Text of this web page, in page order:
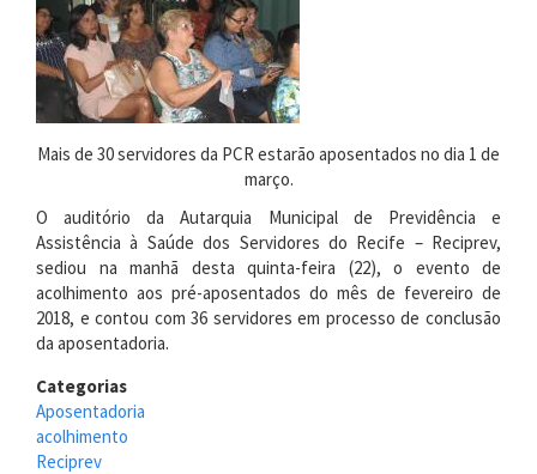
na
Reciprev
Mais de 30 servidores da PCR estarão aposentados no dia 1 de
março.
O auditório da Autarquia Municipal de Previdência e
Assistência à Saúde dos Servidores do Recife – Reciprev,
sediou na manhã desta quinta-feira (22), o evento de
acolhimento aos pré-aposentados do mês de fevereiro de
2018, e contou com 36 servidores em processo de conclusão
da aposentadoria.
Categorias
Aposentadoria
acolhimento
Reciprev